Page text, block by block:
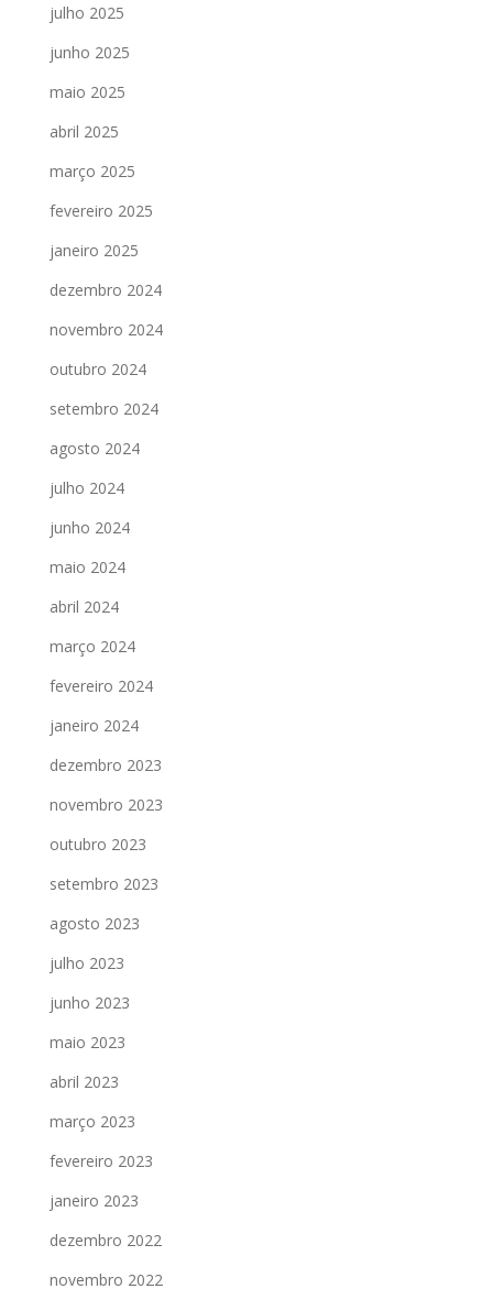
julho 2025
junho 2025
maio 2025
abril 2025
março 2025
fevereiro 2025
janeiro 2025
dezembro 2024
novembro 2024
outubro 2024
setembro 2024
agosto 2024
julho 2024
junho 2024
maio 2024
abril 2024
março 2024
fevereiro 2024
janeiro 2024
dezembro 2023
novembro 2023
outubro 2023
setembro 2023
agosto 2023
julho 2023
junho 2023
maio 2023
abril 2023
março 2023
fevereiro 2023
janeiro 2023
dezembro 2022
novembro 2022